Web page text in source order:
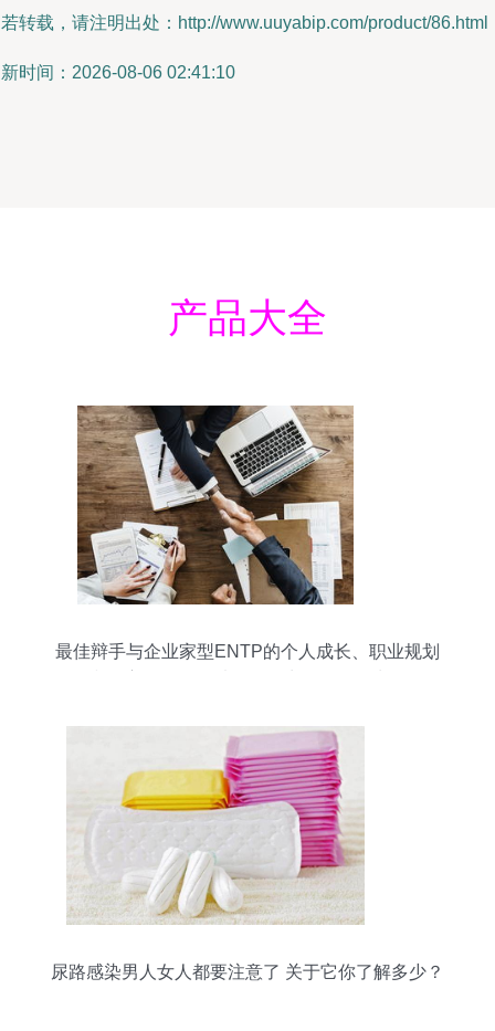
转载，请注明出处：http://www.uuyabip.com/product/86.html
时间：2026-08-06 02:41:10
产品大全
最佳辩手与企业家型ENTP的个人成长、职业规划
尿路感染男人女人都要注意了 关于它你了解多少？